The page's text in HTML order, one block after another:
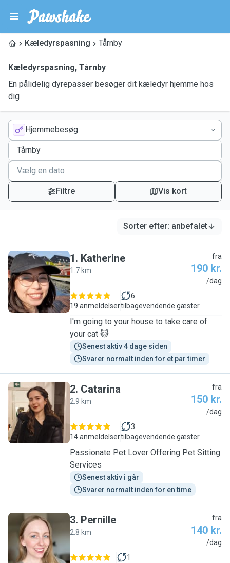
Kæledyrspasning Tårnby
Kæledyrspasning, Tårnby
En pålidelig dyrepasser besøger dit kæledyr hjemme hos
dig
Hjemmebesøg
Filtre Vis kort
Sorter efter: anbefalet
K
1. Katherine
1.7 km
fra
190 kr.
/dag
19 anmeldelser
6
tilbagevendende gæster
I'm going to your house to take care of
your cat 😸
Senest aktiv 4 dage siden
Svarer normalt inden for et par timer
C
2. Catarina
2.9 km
fra
150 kr.
/dag
14 anmeldelser
3
tilbagevendende gæster
Passionate Pet Lover Offering Pet Sitting
Services
Senest aktiv i går
Svarer normalt inden for en time
P
3. Pernille
2.8 km
fra
140 kr.
/dag
1